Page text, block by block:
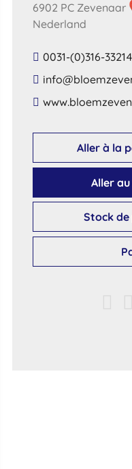
6902 PC Zevenaar
Nederland
0031-(0)316-
Aller à la
Aller
Stock de